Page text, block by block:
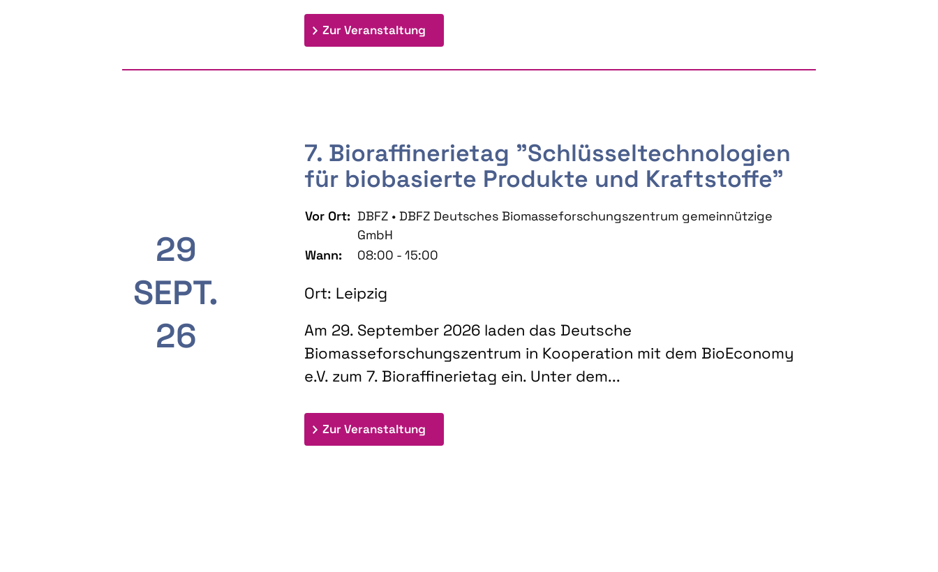
Zur Veranstaltung: 9th Doctoral Colloquium BIOENERGY AND BIOBASED PRODUCTS
29
SEPT.
26
7. Bioraffinerietag "Schlüsseltechnologien
für biobasierte Produkte und Kraftstoffe"
Vor Ort: DBFZ • DBFZ Deutsches Biomasseforschungszentrum gemeinnützige
GmbH
Wann:
08:00 - 15:00
Ort: Leipzig
Am 29. September 2026 laden das Deutsche
Biomasseforschungszentrum in Kooperation mit dem BioEconomy
e.V. zum 7. Bioraffinerietag ein. Unter dem...
Zur Veranstaltung: 7. Bioraffinerietag "Schlüsseltechnologien für biobasierte Produkte und Kraftstoffe"